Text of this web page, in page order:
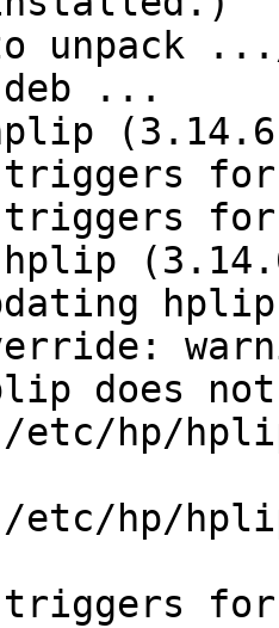
unpack
...
triggers
triggers
does
/etc/hp/
/etc/hp/
triggers